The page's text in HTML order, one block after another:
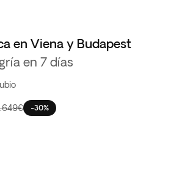
en Viena y Budapest
en 7 días
-30%